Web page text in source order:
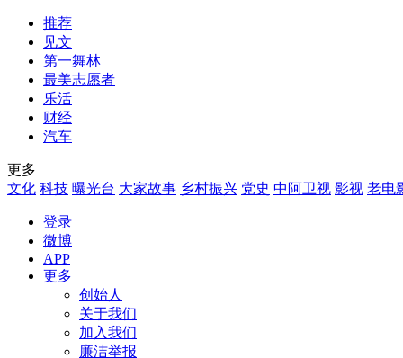
推荐
见文
第一舞林
最美志愿者
乐活
财经
汽车
更多
文化 科技 曝光台 大家故事 乡村振兴 党史 中阿卫视 影视 老电
登录
微博
APP
更多
创始人
关于我们
加入我们
廉洁举报